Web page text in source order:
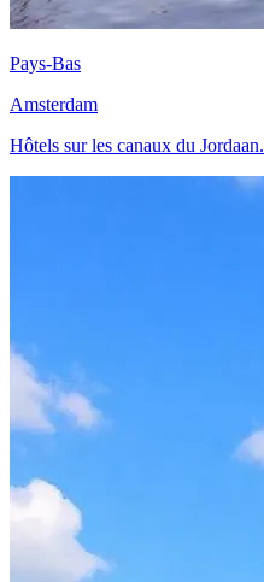
Pays-Bas
Amsterdam
Hôtels sur les canaux du Jordaan.